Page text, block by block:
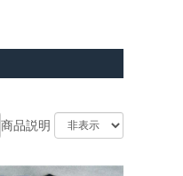
商品説明